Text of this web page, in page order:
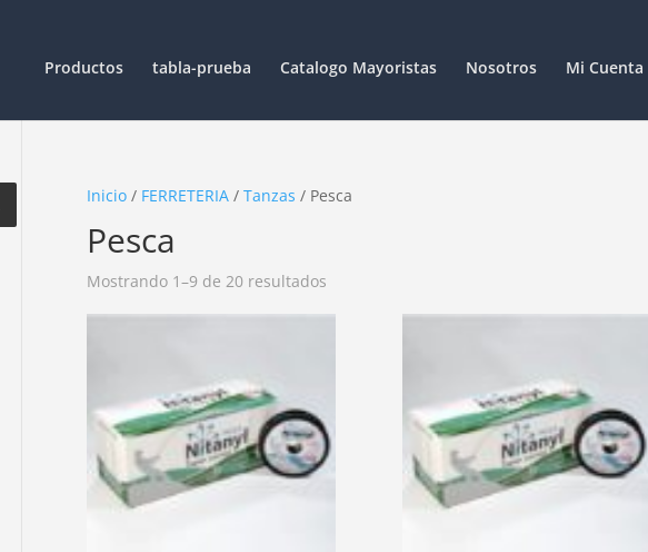
Productos tabla-prueba Catalogo Mayoristas Nosotros Mi Cuenta
Inicio/ FERRETERIA/ Tanzas / Pesca
Pesca
Mostrando 1–9 de 20 resultados